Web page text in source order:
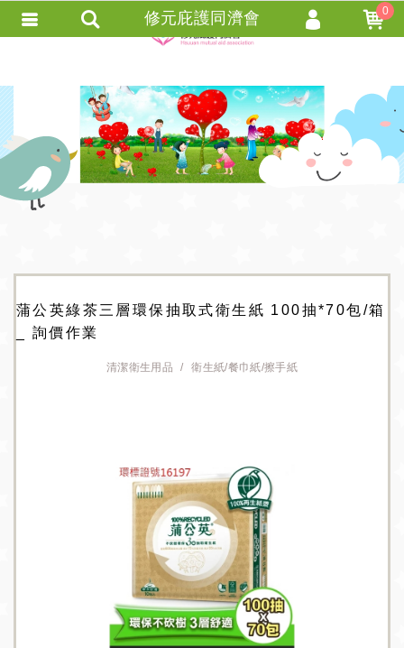
蒲公英綠茶三層環保抽取式衛生紙 100抽*70包/箱
_ 詢價作業
清潔衛生用品 衛生紙/餐巾紙/擦手紙
修元庇護同濟會 0
會員註冊
忘記密碼
訂單查詢